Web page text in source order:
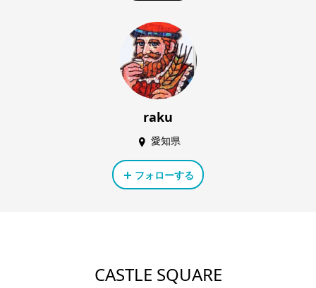
raku
愛知県
フォローする
CASTLE SQUARE